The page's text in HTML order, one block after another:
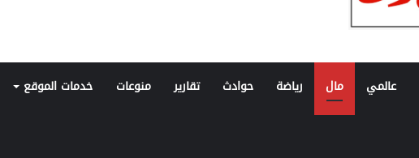
عالمي مال رياضة حوادث تقارير منوعات خدمات الموقع